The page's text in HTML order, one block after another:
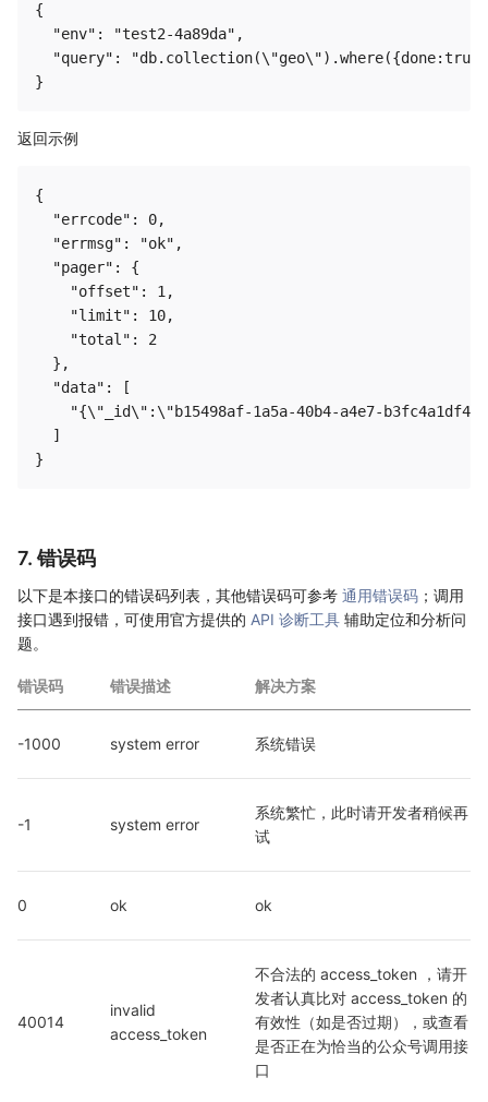
{
  "env": "test2-4a89da",
"query":
返回示例
{
  "errcode": 0,
  "errmsg": "ok",
  "pager": {
    "offset": 1,
    "limit": 10,
    "total": 2
  },
  "data": [
"{\"_id\":\"b15498af-1a5a-40b4-a4e7-
  ]
7. 错误码
以下是本接口的错误码列表，其他错误码可参考 通用错误码 ；调用
接口遇到报错，可使用官方提供的 API 诊断工具 辅助定位和分析问
题。
错误码 错误描述 解决方案
-1000 system error 系统错误
-1 system error
系统繁忙，此时请开发者稍候再
试
0 ok ok
40014
invalid
access_token
不合法的 access_token ，请开
发者认真比对 access_token 的
有效性（如是否过期），或查看
是否正在为恰当的公众号调用接
口